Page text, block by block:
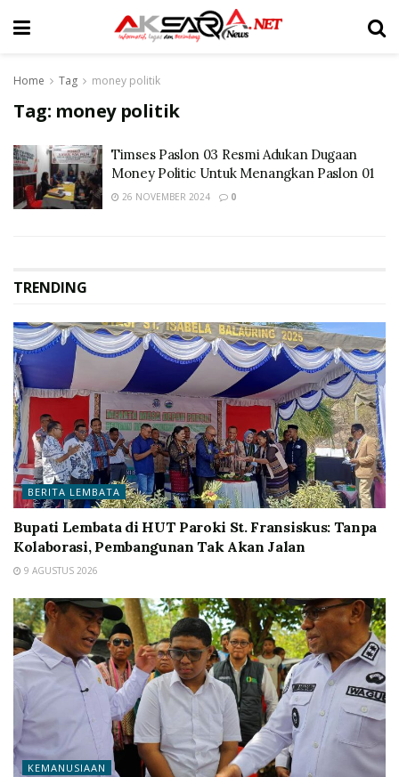
Home Tag money politik
Tag: money politik
Timses Paslon 03 Resmi Adukan Dugaan
Money Politic Untuk Menangkan Paslon 01
26 NOVEMBER 2024 0
TRENDING
BERITA LEMBATA
Bupati Lembata di HUT Paroki St. Fransiskus: Tanpa
Kolaborasi, Pembangunan Tak Akan Jalan
9 AGUSTUS 2026
KEMANUSIAAN